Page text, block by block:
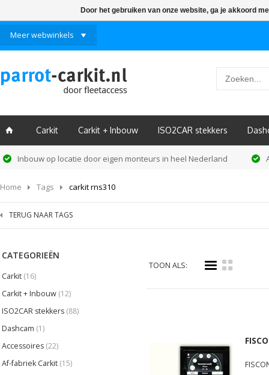
Meer webwinkels
ï Carkit Carkit + Inbouw ISO2CAR stekkers
Inbouw op locatie door eigen monteurs in heel Nederland
Home Tags carkit rns310
TERUG NAAR TAGS
CATEGORIEËN
Carkit (16)
Carkit + Inbouw (12)
ISO2CAR stekkers (88)
Dashcam (1)
Accessoires (22)
Af-fabriek Carkit (15)
TOON ALS: i k
Door het gebruiken van onze website, ga je akkoord